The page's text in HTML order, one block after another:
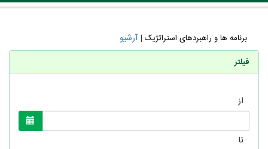
برنامه ها و راهبردهای استراتژیک |آرشیو
فیلتر
از
تا